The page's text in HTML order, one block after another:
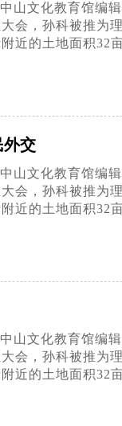
中山文化教育馆编
会，孙科被推为
近的土地面积32
外交
中山文化教育馆编
会，孙科被推为
近的土地面积32
中山文化教育馆编
会，孙科被推为
近的土地面积32